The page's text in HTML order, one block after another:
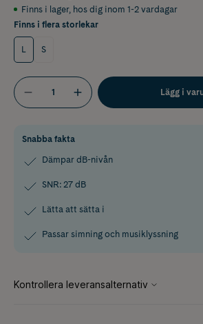
Finns i lager, hos dig inom 1-2 vardagar
Finns i flera storlekar
L S
Lägg i
Snabba fakta
Dämpar dB-nivån
SNR: 27 dB
Lätta att sätta i
Passar simning och musiklyssning